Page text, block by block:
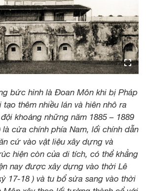
bức hình là Đoan Môn khi bị Pháp
thêm nhiều lán và hiên nhô ra
khoảng những năm 1885 – 1889
là cửa chính phía Nam, lối chính dẫn
cứ vào vật liệu xây dựng và
hiện còn của di tích, có thể khẳng
nay được xây dựng vào thời Lê
17-18 ) và tu bổ sửa sang vào thời